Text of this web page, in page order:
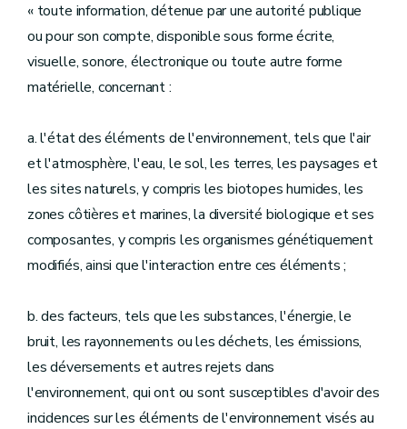
« toute information, détenue par une autorité publique
ou pour son compte, disponible sous forme écrite,
visuelle, sonore, électronique ou toute autre forme
matérielle, concernant :
a. l'état des éléments de l'environnement, tels que l'air
et l'atmosphère, l'eau, le sol, les terres, les paysages et
les sites naturels, y compris les biotopes humides, les
zones côtières et marines, la diversité biologique et ses
composantes, y compris les organismes génétiquement
modifiés, ainsi que l'interaction entre ces éléments ;
b. des facteurs, tels que les substances, l'énergie, le
bruit, les rayonnements ou les déchets, les émissions,
les déversements et autres rejets dans
l'environnement, qui ont ou sont susceptibles d'avoir des
incidences sur les éléments de l'environnement visés au